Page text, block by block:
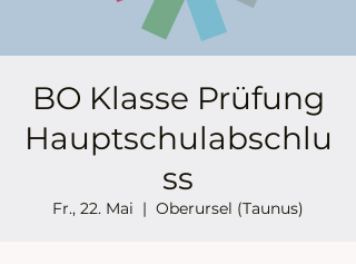
BO Klasse Prüfung
Hauptschulabschlu
ss
Fr., 22. Mai
  |
Oberursel (Taunus)